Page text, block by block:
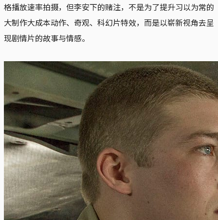
格播放速率拍摄，但李安下的赌注，不是为了提升习以为常的
大制作大成本动作、奇观、科幻片特效，而是以崭新视角去呈
现剧情片的故事与情感。